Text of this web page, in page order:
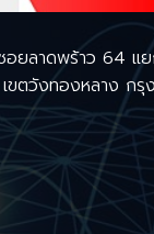
ยลาดพร้าว 64 แ
ขตวังทองหลาง กรุ